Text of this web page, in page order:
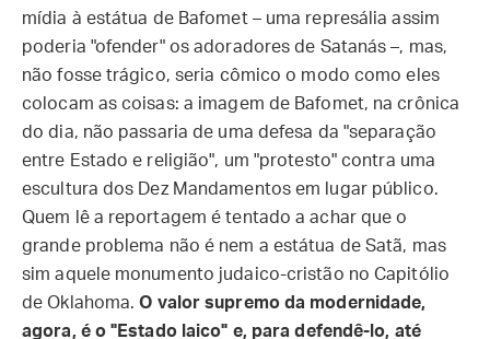
mídia à estátua de Bafomet – uma represália assim
poderia "ofender" os adoradores de Satanás –, mas,
não fosse trágico, seria cômico o modo como eles
colocam as coisas: a imagem de Bafomet, na crônica
do dia, não passaria de uma defesa da "separação
entre Estado e religião", um "protesto" contra uma
escultura dos Dez Mandamentos em lugar público.
Quem lê a reportagem é tentado a achar que o
grande problema não é nem a estátua de Satã, mas
sim aquele monumento judaico-cristão no Capitólio
de Oklahoma.O valor supremo da modernidade,
agora, é o "Estado laico" e, para defendê-lo, até